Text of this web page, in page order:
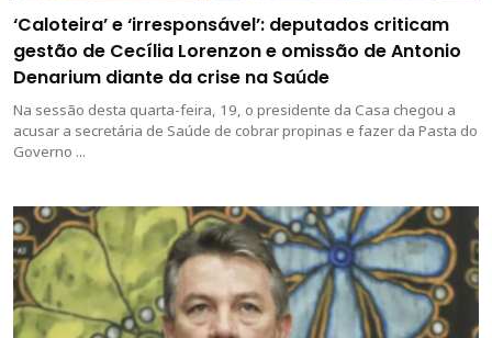
‘Caloteira’ e ‘irresponsável’: deputados criticam
gestão de Cecília Lorenzon e omissão de Antonio
Denarium diante da crise na Saúde
Na sessão desta quarta-feira, 19, o presidente da Casa chegou a
acusar a secretária de Saúde de cobrar propinas e fazer da Pasta do
Governo ...